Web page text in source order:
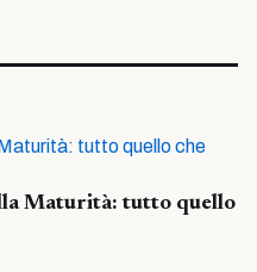
Maturità: tutto quello